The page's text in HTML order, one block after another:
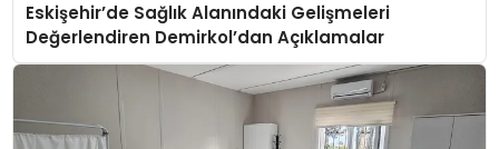
Eskişehir’de Sağlık Alanındaki Gelişmeleri
Değerlendiren Demirkol’dan Açıklamalar